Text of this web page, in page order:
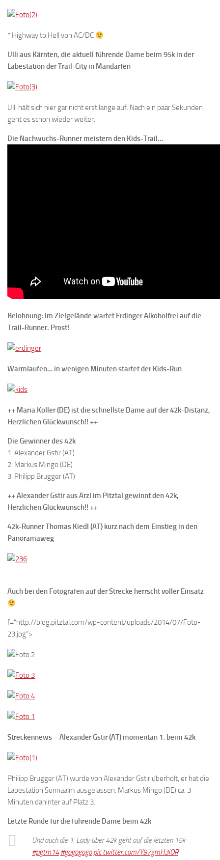
* Highway to Hell von AC/DC
Ulli aus Kärnten, die aktuell führende Dame beim 95k in der
Labestation der Trail-City in Mandarfen
Ulli hält sich hier gar nicht erst lange auf. Nach ein paar Sekunden
geht es schon wieder weiter.
Die Nachwuchs-Runner meistern den Kids-Trail…
Belohnung: Im Zielgelände wartet Erdinger Alkoholfrei auf die
Trail-Runner. Prost!
Warmlaufen… in wenigen Minuten startet der Kids-Run
++ Maria Koller (DE) ist die schnellste Dame auf der 42k-Distanz,
Herzlichen Glückwunsch!! ++
Die Gewinner des 42k
1. Alexander Gstir (AT)
2. Markus Mingo (DE)
3. Philipp Brugger (AT)
++ Alexander Gstir aus Arzl im Pitztal gewinnt den 42k,
Herzlichen Glückwunsch!! ++
42k-Runner Thomas Kiedl (AT) kurz nach dem Einstieg in den
Panoramaweg
Auch bei den Fotografen auf der Strecke herrscht voller Einsatz
f=“http://blog.pitztal.com/wp-content/uploads/2014/07/Foto-
23.jpg“>
Streckennews – Alexander Gstir (AT) momentan 1. beim 42k
Philipp Brugger (AT) wurde von Alexander Gstir überholt, er hat die
Labestation Sunnaalm ausgelassen. Markus Mingo (DE) ca. 3
Minuten dahinter auf Platz 3.
Letzte Runde für die führende Dame beim 42k
Und auch die 1. Lady über 42k geht auf die letzten 15k
#pgtm14 #gogogogo pic.twitter.com/Y97gmH3iOR